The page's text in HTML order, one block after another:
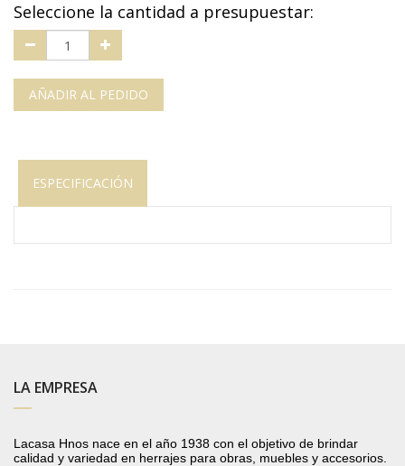
Seleccione la cantidad a presupuestar:
AÑADIR AL PEDIDO
ESPECIFICACIÓN
LA EMPRESA
Lacasa Hnos nace en el año 1938 con el objetivo de brindar
calidad y variedad en herrajes para obras, muebles y accesorios.